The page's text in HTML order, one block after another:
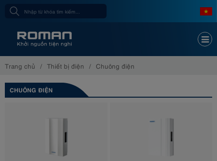
Trang chủ Thiết bị điện Chuông điện
CHUÔNG ĐIỆN